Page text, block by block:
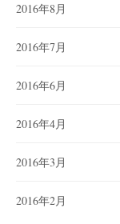
2016年8月
2016年7月
2016年6月
2016年4月
2016年3月
2016年2月